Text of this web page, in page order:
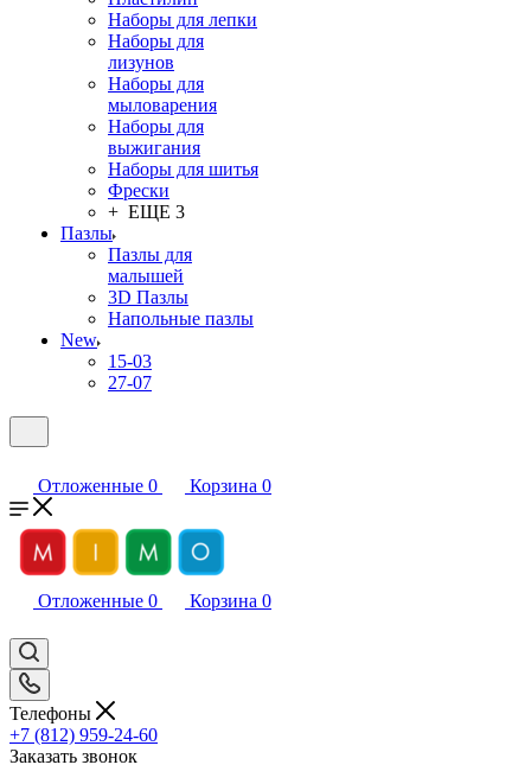
Наборы для лепки
Наборы для
лизунов
Наборы для
мыловарения
Наборы для
выжигания
Наборы для шитья
Фрески
+ ЕЩЕ 3
Пазлы
Пазлы для
малышей
3D Пазлы
Напольные пазлы
New
15-03
27-07
Отложенные 0 Корзина 0
Отложенные 0 Корзина 0
Телефоны
+7 (812) 959-24-60
Заказать звонок